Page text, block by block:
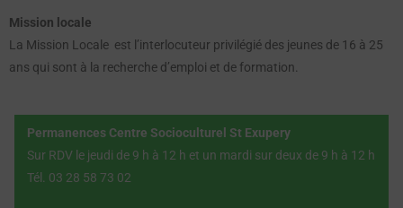
Mission locale
La Mission Locale est l’interlocuteur privilégié des jeunes de 16 à 25
ans qui sont à la recherche d’emploi et de formation.
Permanences Centre Socioculturel St Exupery
Sur RDV le jeudi de 9 h à 12 h et un mardi sur deux de 9 h à 12 h
Tél. 03 28 58 73 02